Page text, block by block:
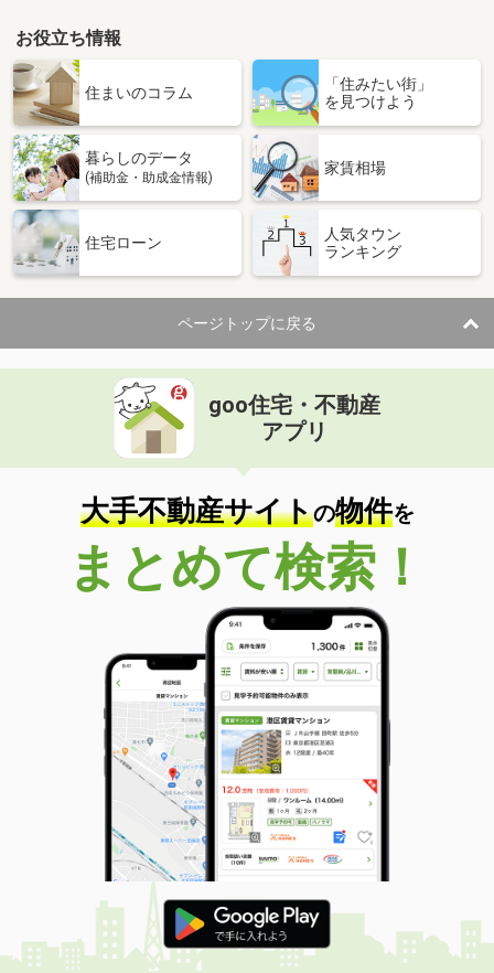
お役立ち情報
住まいのコラム
「住みたい街」
を見つけよう
暮らしのデータ
(補助金・助成金情報)
家賃相場
住宅ローン
人気タウン
ランキング
ページトップに戻る
goo住宅・不動産
アプリ
大手不動産サイトの物件を
まとめて検索！